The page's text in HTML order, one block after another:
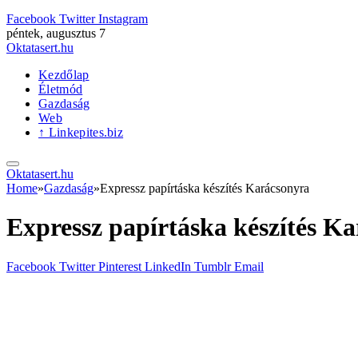
Facebook Twitter Instagram
péntek, augusztus 7
Oktatasert.hu
Kezdőlap
Életmód
Gazdaság
Web
↑ Linkepites.biz
Oktatasert.hu
Home»Gazdaság»Expressz papírtáska készítés Karácsonyra
Expressz papírtáska készítés
Facebook Twitter Pinterest LinkedIn Tumblr Email